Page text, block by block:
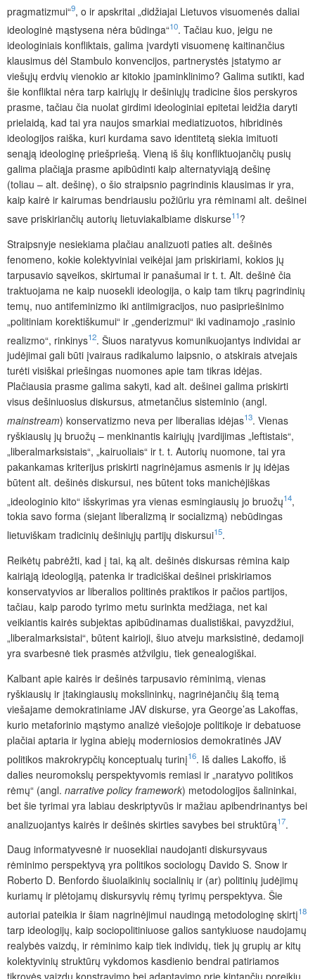
pragmatizmui“9, o ir apskritai „didžiajai Lietuvos visuomenės daliai
ideologinė mąstysena nėra būdinga“10. Tačiau kuo, jeigu ne
ideologiniais konfliktais, galima įvardyti visuomenę kaitinančius
klausimus dėl Stambulo konvencijos, partnerystės įstatymo ar
viešųjų erdvių vienokio ar kitokio įpaminklinimo? Galima sutikti, kad
šie konfliktai nėra tarp kairiųjų ir dešiniųjų tradicine šios perskyros
prasme, tačiau čia nuolat girdimi ideologiniai epitetai leidžia daryti
prielaidą, kad tai yra naujos smarkiai mediatizuotos, hibridinės
ideologijos raiška, kuri kurdama savo identitetą siekia imituoti
senąją ideologinę priešpriešą. Vieną iš šių konfliktuojančių pusių
galima plačiąja prasme apibūdinti kaip alternatyviąją dešinę
(toliau – alt. dešinę), o šio straipsnio pagrindinis klausimas ir yra,
kaip kairė ir kairumas bendriausiu požiūriu yra rėminami alt. dešinei
save priskiriančių autorių lietuviakalbiame diskurse11?
Straipsnyje nesiekiama plačiau analizuoti paties alt. dešinės
fenomeno, kokie kolektyviniai veikėjai jam priskiriami, kokios jų
tarpusavio sąveikos, skirtumai ir panašumai ir t. t. Alt. dešinė čia
traktuojama ne kaip nuosekli ideologija, o kaip tam tikrų pagrindinių
temų, nuo antifeminizmo iki antiimigracijos, nuo pasipriešinimo
„politiniam korektiškumui“ ir „genderizmui“ iki vadinamojo „rasinio
rea­lizmo“, rinkinys12. Šiuos naratyvus komunikuojantys individai ar
judėjimai gali būti įvairaus radikalumo laipsnio, o atskirais atvejais
turėti visiškai priešingas nuomones apie tam tikras idėjas.
Plačiausia prasme galima sakyti, kad alt. dešinei galima priskirti
visus dešiniuosius diskursus, atmetančius sisteminio (angl.
mainstream) konservatizmo neva per liberalias idėjas13. Vienas
ryškiausių jų bruožų – menkinantis kairiųjų įvardijimas „leftistais“,
„liberalmarksistais“, „kairuoliais“ ir t. t. Autorių nuomone, tai yra
pakankamas kriterijus priskirti nagrinėjamus asmenis ir jų idėjas
būtent alt. dešinės diskursui, nes būtent toks manichėjiškas
„ideologinio kito“ išskyrimas yra vienas esmingiausių jo bruožų14,
tokia savo forma (siejant liberalizmą ir socializmą) nebūdingas
lietuviškam tradicinių dešiniųjų partijų diskursui15.
Reikėtų pabrėžti, kad į tai, ką alt. dešinės diskursas rėmina kaip
kairiąją ideologiją, patenka ir tradiciškai dešinei priskiriamos
konservatyvios ar liberalios politinės praktikos ir pačios partijos,
tačiau, kaip parodo tyrimo metu surinkta medžiaga, net kai
veikiantis kairės subjektas apibūdinamas dualistiškai, pavyzdžiui,
„liberalmarksistai“, būtent kairioji, šiuo atveju marksistinė, dedamoji
yra svarbesnė tiek prasmės atžvilgiu, tiek genealogiškai.
Kalbant apie kairės ir dešinės tarpusavio rėminimą, vienas
ryškiausių ir įtakingiausių mokslininkų, nagrinėjančių šią temą
viešajame demokratiniame JAV diskurse, yra George’as Lakoffas,
kurio metaforinio mąstymo analizė viešojoje politikoje ir debatuose
plačiai aptaria ir lygina abiejų moderniosios demokratinės JAV
politikos makrokrypčių konceptualų turinį16. Iš dalies Lakoffo, iš
dalies neuromokslų perspektyvomis remiasi ir „naratyvo politikos
rėmų“ (angl. narrative policy framework) metodologijos šalininkai,
bet šie tyrimai yra labiau deskriptyvūs ir mažiau apibendrinantys bei
analizuojantys kairės ir dešinės skirties savybes bei struktūrą17.
Daug informatyvesnė ir nuosekliai naudojanti diskursyvaus
rėminimo perspektyvą yra politikos sociologų Davido S. Snow ir
Roberto D. Benfordo šiuolaikinių socialinių ir (ar) politinių judėjimų
kuriamų ir plėtojamų diskursyvių rėmų tyrimų perspektyva. Šie
autoriai pateikia ir šiam nagrinėjimui naudingą metodologinę skirtį18
tarp ideologijų, kaip sociopolitiniuose galios santykiuose naudojamų
realybės vaizdų, ir rėminimo kaip tiek individų, tiek jų grupių ar kitų
kolektyvinių struktūrų vykdomos kasdienio bendrai patiriamos